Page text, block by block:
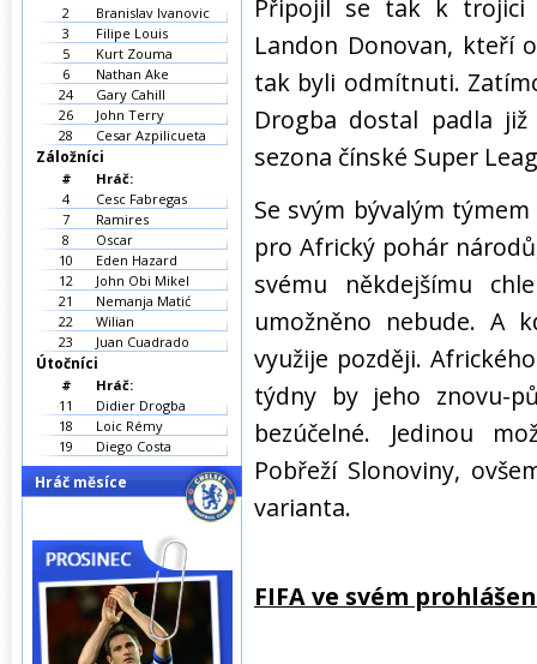
Připojil se tak k trojici
Landon Donovan, kteří
tak byli odmítnuti.
Drogba dostal padla
sezona čínské Super
Se svým bývalým
pro Africký pohár
svému někdejšímu
umožněno nebude. A
využije později.
týdny by jeho znovu-
bezúčelné. Jedinou
Pobřeží Slonoviny,
varianta.
FIFA ve svém
2
Branislav Ivanovic
3
Filipe Louis
5
Kurt Zouma
6
Nathan Ake
24
Gary Cahill
26
John Terry
28
Cesar Azpilicueta
Záložníci
#
Hráč:
4
Cesc Fabregas
7
Ramires
8
Oscar
10
Eden Hazard
12
John Obi Mikel
21
Nemanja Matić
22
Wilian
23
Juan Cuadrado
Útočníci
#
Hráč:
11
Didier Drogba
18
Loic Rémy
19
Diego Costa
Hráč měsíce